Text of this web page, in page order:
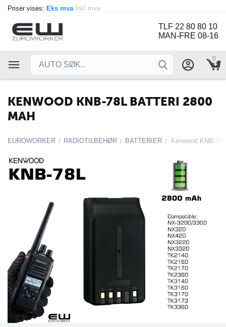
Priser vises: Eks mva Inkl mva
TLF 22 80 80 10
MAN-FRE 08-16
0
KENWOOD KNB-78L BATTERI 2800
MAH
EUROWORKER / RADIOTILBEHØR / BATTERIER / Kenwood KNB-